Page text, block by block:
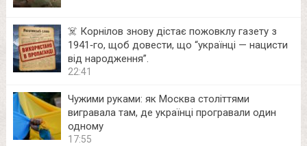
☠️ Корнілов знову дістає пожовклу газету з
1941‑го, щоб довести, що “українці — нацисти
від народження”.
22:41
Чужими руками: як Москва століттями
вигравала там, де українці програвали один
одному
17:55